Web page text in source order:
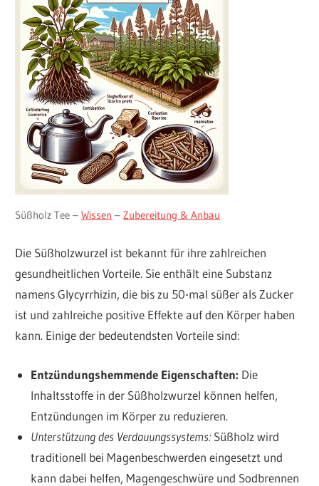
Süßholz Tee –Wissen –Zubereitung & Anbau
Die Süßholzwurzel ist bekannt für ihre zahlreichen
gesundheitlichen Vorteile. Sie enthält eine Substanz
namens Glycyrrhizin, die bis zu 50-mal süßer als Zucker
ist und zahlreiche positive Effekte auf den Körper haben
kann. Einige der bedeutendsten Vorteile sind:
Entzündungshemmende Eigenschaften: Die
Inhaltsstoffe in der Süßholzwurzel können helfen,
Entzündungen im Körper zu reduzieren.
Unterstützung des Verdauungssystems:Süßholz wird
traditionell bei Magenbeschwerden eingesetzt und
kann dabei helfen, Magengeschwüre und Sodbrennen